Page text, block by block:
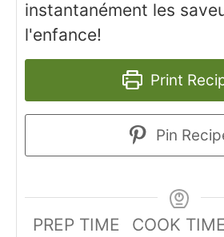
instantanément les
l'enfance!
Print
Pin
PREP TIME
COOK TIME